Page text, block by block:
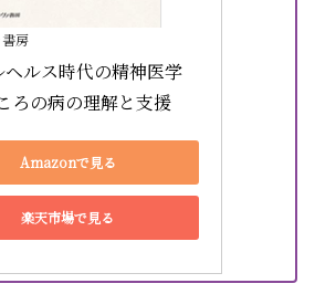
房
ヘルス時代の精神医学
ろの病の理解と支援
Amazonで見る
楽天市場で見る